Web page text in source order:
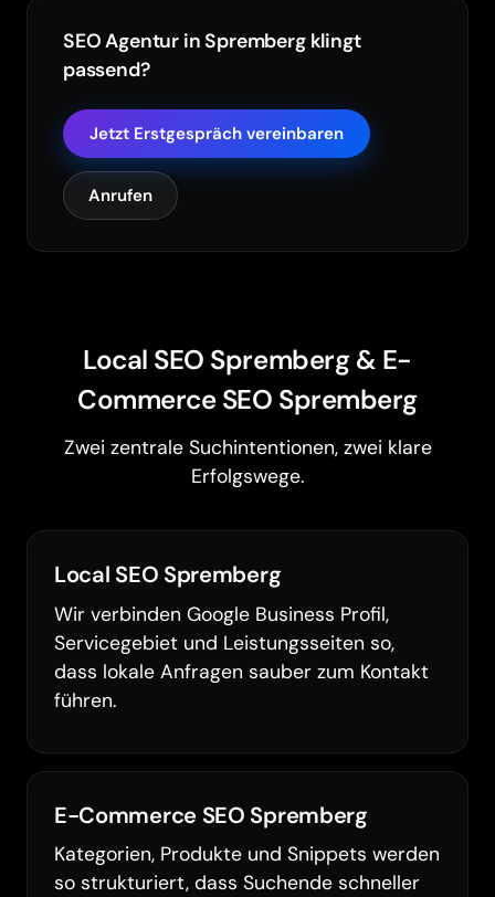
SEO Agentur in Spremberg klingt
passend?
Jetzt Erstgespräch vereinbaren
Anrufen
Local SEO Spremberg & E-
Commerce SEO Spremberg
Zwei zentrale Suchintentionen, zwei klare
Erfolgswege.
Local SEO Spremberg
Wir verbinden Google Business Profil,
Servicegebiet und Leistungsseiten so,
dass lokale Anfragen sauber zum Kontakt
führen.
E-Commerce SEO Spremberg
Kategorien, Produkte und Snippets werden
so strukturiert, dass Suchende schneller